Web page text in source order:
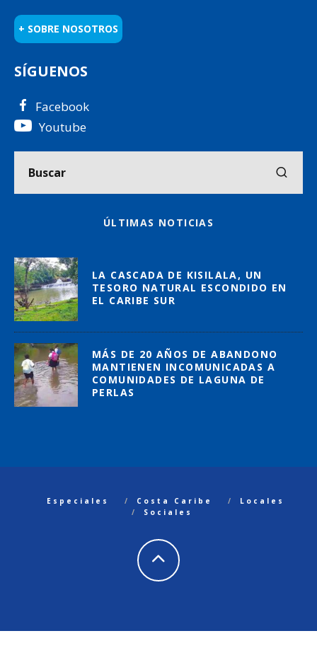
+ SOBRE NOSOTROS
SÍGUENOS
Facebook
Youtube
ÚLTIMAS NOTICIAS
LA CASCADA DE KISILALA, UN
TESORO NATURAL ESCONDIDO EN
EL CARIBE SUR
MÁS DE 20 AÑOS DE ABANDONO
MANTIENEN INCOMUNICADAS A
COMUNIDADES DE LAGUNA DE
PERLAS
Especiales Costa Caribe
Locales
Sociales